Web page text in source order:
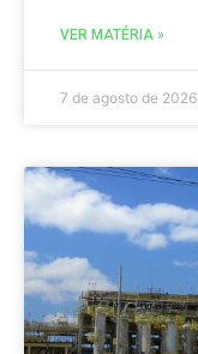
VER MATÉRIA »
7 de agosto de 2026